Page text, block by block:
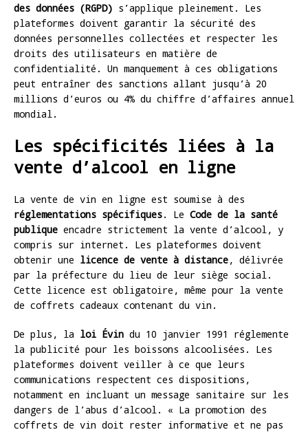
des données (RGPD) s’applique pleinement. Les
plateformes doivent garantir la sécurité des
données personnelles collectées et respecter les
droits des utilisateurs en matière de
confidentialité. Un manquement à ces obligations
peut entraîner des sanctions allant jusqu’à 20
millions d’euros ou 4% du chiffre d’affaires annuel
mondial.
Les spécificités liées à la
vente d’alcool en ligne
La vente de vin en ligne est soumise à des
réglementations spécifiques. Le Code de la santé
publique encadre strictement la vente d’alcool, y
compris sur internet. Les plateformes doivent
obtenir une licence de vente à distance, délivrée
par la préfecture du lieu de leur siège social.
Cette licence est obligatoire, même pour la vente
de coffrets cadeaux contenant du vin.
De plus, la loi Évin du 10 janvier 1991 réglemente
la publicité pour les boissons alcoolisées. Les
plateformes doivent veiller à ce que leurs
communications respectent ces dispositions,
notamment en incluant un message sanitaire sur les
dangers de l’abus d’alcool. « La promotion des
coffrets de vin doit rester informative et ne pas